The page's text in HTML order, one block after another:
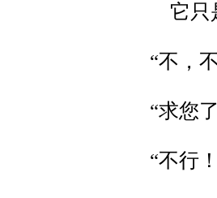
它只
“不，
“求您
“不行